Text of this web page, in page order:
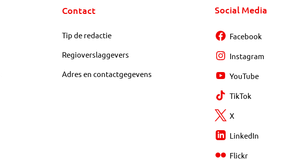
Contact
Tip de redactie
Regioverslaggevers
Adres en contactgegevens
Social Media
Facebook
Instagram
YouTube
TikTok
X
LinkedIn
Flickr